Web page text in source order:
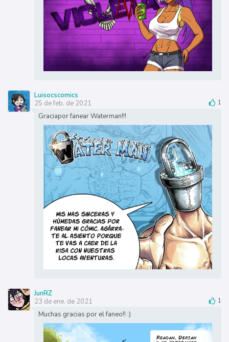
Luisocscomics
25 de feb. de 2021
1
Graciapor fanear Waterman!!!
JunRZ
23 de ene. de 2021
1
Muchas gracias por el faneo!! :)